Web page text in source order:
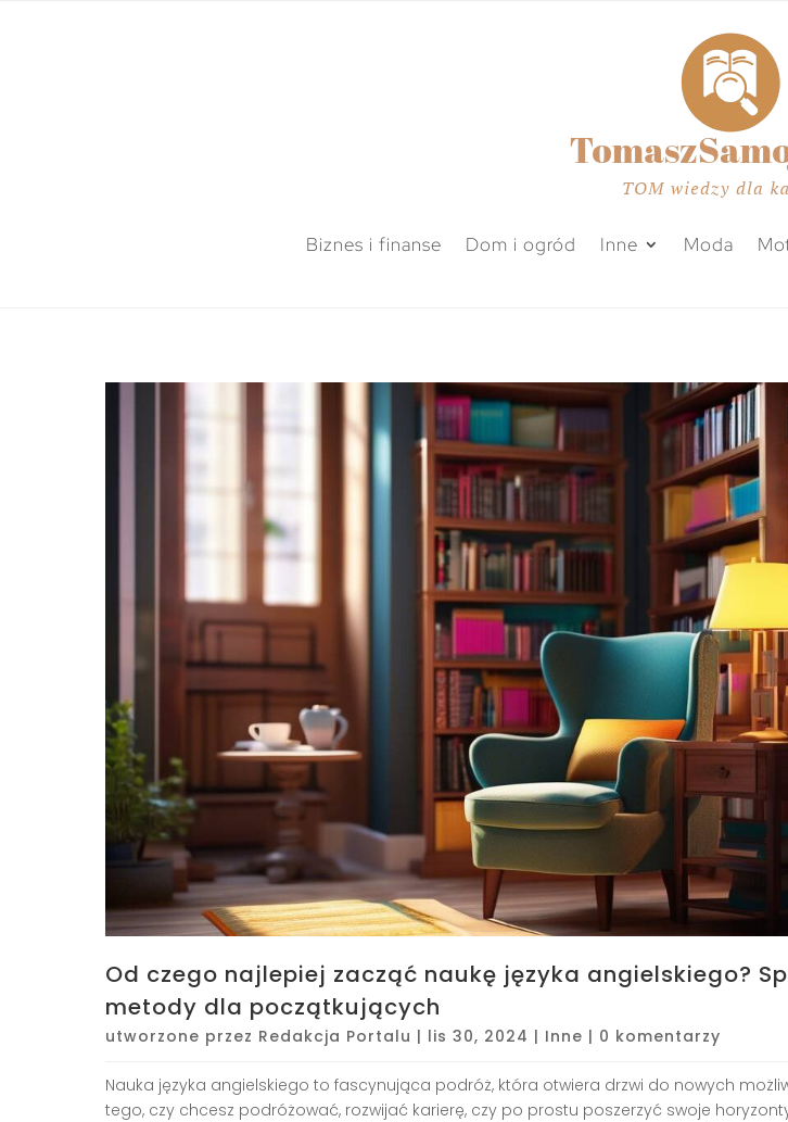
Biznes i finanse Dom i ogród Inne Moda
Od czego najlepiej zacząć naukę języka angielskiego?
metody dla początkujących
utworzone przez Redakcja Portalu | lis 30, 2024 | Inne | 0 komentarzy
Nauka języka angielskiego to fascynująca podróż, która otwiera drzwi do nowych
tego, czy chcesz podróżować, rozwijać karierę, czy po prostu poszerzyć swoje